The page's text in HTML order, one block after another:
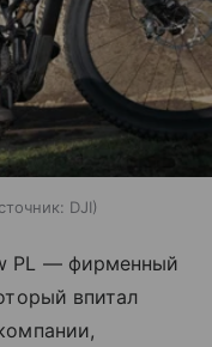
DJI
PL — фирменный
впитал